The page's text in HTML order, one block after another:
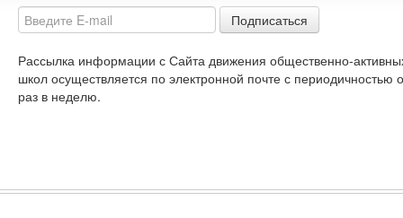
Подписаться
Рассылка информации с Сайта движения общественно-
школ осуществляется по электронной почте с периодичностью
раз в неделю.